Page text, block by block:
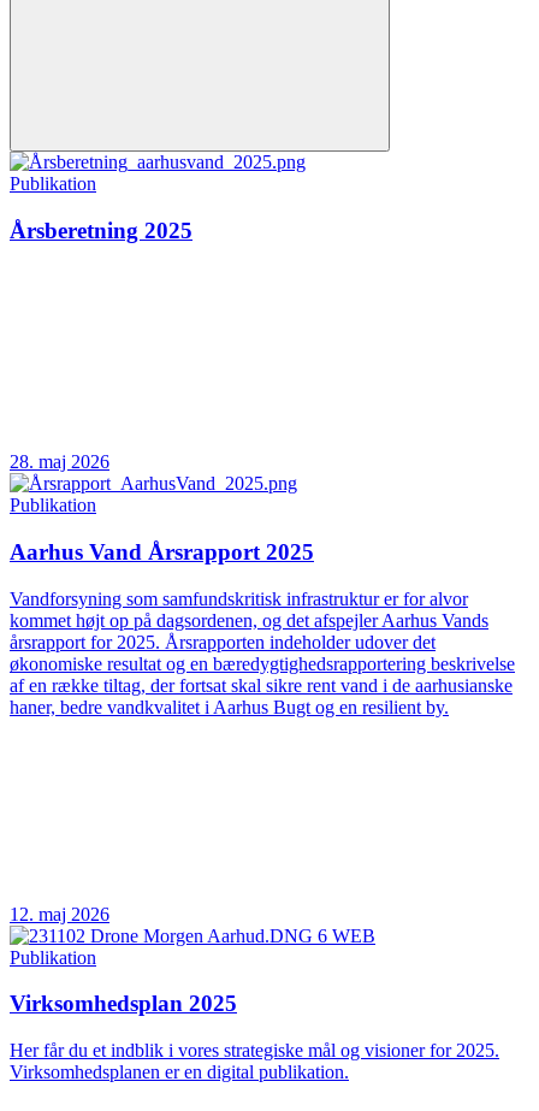
Publikation
Årsberetning 2025
28. maj 2026
Publikation
Aarhus Vand Årsrapport 2025
Vandforsyning som samfundskritisk infrastruktur er for alvor
kommet højt op på dagsordenen, og det afspejler Aarhus Vands
årsrapport for 2025. Årsrapporten indeholder udover det
økonomiske resultat og en bæredygtighedsrapportering beskrivelse
af en række tiltag, der fortsat skal sikre rent vand i de aarhusianske
haner, bedre vandkvalitet i Aarhus Bugt og en resilient by.
12. maj 2026
Publikation
Virksomhedsplan 2025
Her får du et indblik i vores strategiske mål og visioner for 2025.
Virksomhedsplanen er en digital publikation.